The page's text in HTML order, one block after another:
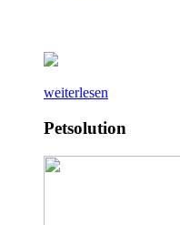
weiterlesen
Petsolution